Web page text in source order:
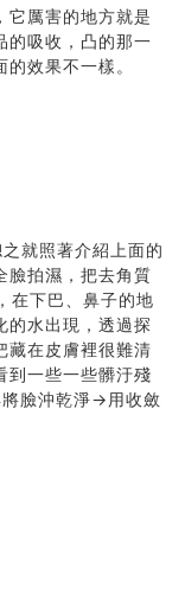
它厲害的地方就是
的吸收，凸的那一
效果不一樣。
就照著介紹上面的
臉拍濕，把去角質
下巴、鼻子的地
的水出現，透過探
藏在皮膚裡很難清
到一些一些髒汙殘
臉沖乾淨→用收斂